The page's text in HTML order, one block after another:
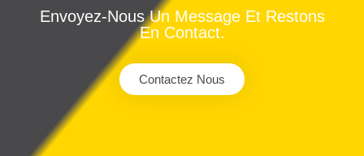
Envoyez-Nous Un Message Et Restons
En Contact.
Contactez Nous